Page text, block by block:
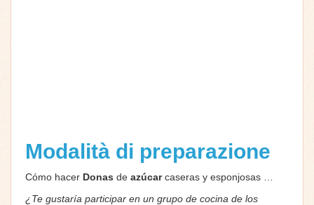
Modalità di preparazione
Cómo hacer Donas de azúcarcaseras y esponjosas …
¿Te gustaría participar en un grupo de cocina de los